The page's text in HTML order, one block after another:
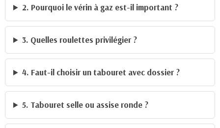
2. Pourquoi le vérin à gaz est-il important ?
3. Quelles roulettes privilégier ?
4. Faut-il choisir un tabouret avec dossier ?
5. Tabouret selle ou assise ronde ?